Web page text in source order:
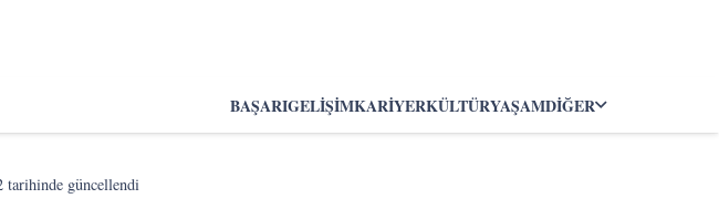
BAŞARIGELIŞIMKARIYERKÜLTÜRYAŞAMDIĞER
tarihinde güncellendi